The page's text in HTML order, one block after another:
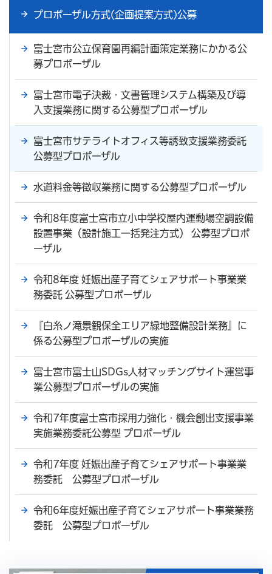
プロポーザル方式(企画提案方式)公募
富士宮市公立保育園再編計画策定業務にかかる公
募プロポーザル
富士宮市電子決裁・文書管理システム構築及び導
入支援業務に関する公募型プロポーザル
富士宮市サテライトオフィス等誘致支援業務委託
公募型プロポーザル
水道料金等徴収業務に関する公募型プロポーザル
令和8年度富士宮市立小中学校屋内運動場空調設備
設置事業（設計施工一括発注方式） 公募型プロポ
ーザル
令和8年度 妊娠出産子育てシェアサポート事業業
務委託 公募型プロポーザル
『白糸ノ滝景観保全エリア緑地整備設計業務』に
係る公募型プロポーザルの実施
富士宮市富士山SDGs人材マッチングサイト運営事
業公募型プロポーザルの実施
令和7年度富士宮市採用力強化・機会創出支援事業
実施業務委託公募型 プロポーザル
令和7年度 妊娠出産子育てシェアサポート事業業
務委託 公募型プロポーザル
令和6年度妊娠出産子育てシェアサポート事業業務
委託 公募型プロポーザル